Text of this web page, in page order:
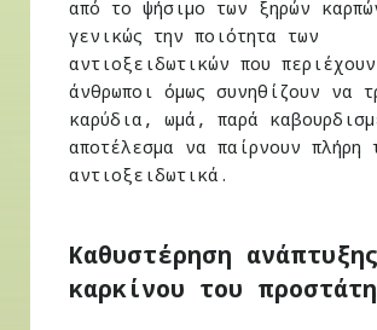
από το ψήσιμο των ξηρών
γενικώς την ποιότητα των
αντιοξειδωτικών που
άνθρωποι όμως συνηθίζουν να
καρύδια, ωμά, παρά
αποτέλεσμα να παίρνουν πλήρη
αντιοξειδωτικά.
Καθυστέρηση ανάπτυξης
καρκίνου του προστάτη